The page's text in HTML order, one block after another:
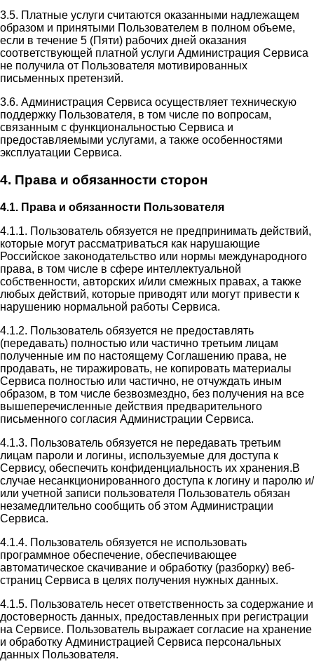
3.5. Платные услуги считаются оказанными надлежащем
образом и принятыми Пользователем в полном объеме,
если в течение 5 (Пяти) рабочих дней оказания
соответствующей платной услуги Администрация Сервиса
не получила от Пользователя мотивированных
письменных претензий.
3.6. Администрация Сервиса осуществляет техническую
поддержку Пользователя, в том числе по вопросам,
связанным с функциональностью Сервиса и
предоставляемыми услугами, а также особенностями
эксплуатации Сервиса.
4. Права и обязанности сторон
4.1. Права и обязанности Пользователя
4.1.1. Пользователь обязуется не предпринимать действий,
которые могут рассматриваться как нарушающие
Российское законодательство или нормы международного
права, в том числе в сфере интеллектуальной
собственности, авторских и/или смежных правах, а также
любых действий, которые приводят или могут привести к
нарушению нормальной работы Сервиса.
4.1.2. Пользователь обязуется не предоставлять
(передавать) полностью или частично третьим лицам
полученные им по настоящему Соглашению права, не
продавать, не тиражировать, не копировать материалы
Сервиса полностью или частично, не отчуждать иным
образом, в том числе безвозмездно, без получения на все
вышеперечисленные действия предварительного
письменного согласия Администрации Сервиса.
4.1.3. Пользователь обязуется не передавать третьим
лицам пароли и логины, используемые для доступа к
Сервису, обеспечить конфиденциальность их хранения.В
случае несанкционированного доступа к логину и паролю и/
или учетной записи пользователя Пользователь обязан
незамедлительно сообщить об этом Администрации
Сервиса.
4.1.4. Пользователь обязуется не использовать
программное обеспечение, обеспечивающее
автоматическое скачивание и обработку (разборку) веб-
страниц Сервиса в целях получения нужных данных.
4.1.5. Пользователь несет ответственность за содержание и
достоверность данных, предоставленных при регистрации
на Сервисе. Пользователь выражает согласие на хранение
и обработку Администрацией Сервиса персональных
данных Пользователя.